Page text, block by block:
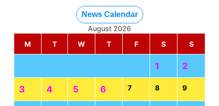
News Calendar
August 2026
M
T W T F S S
1 2
3 4 5 6 7 8 9